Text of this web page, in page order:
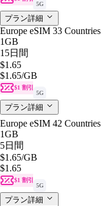
5G
プラン詳細
Europe eSIM 33
1GB
15日間
$1.65
$1.65/GB
$1 割引
5G
プラン詳細
Europe eSIM 42
1GB
5日間
$1.65/GB
$1.65
$1 割引
5G
プラン詳細